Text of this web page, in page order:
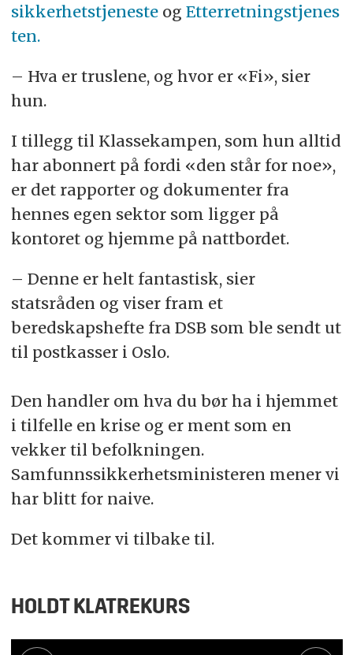
sikkerhetstjenesteog Etterretningstjenes
ten.
– Hva er truslene, og hvor er «Fi», sier
hun.
I tillegg til Klassekampen, som hun alltid
har abonnert på fordi «den står for noe»,
er det rapporter og dokumenter fra
hennes egen sektor som ligger på
kontoret og hjemme på nattbordet.
– Denne er helt fantastisk, sier
statsråden og viser fram et
beredskapshefte fra DSB som ble sendt ut
til postkasser i Oslo.
Den handler om hva du bør ha i hjemmet
i tilfelle en krise og er ment som en
vekker til befolkningen.
Samfunnssikkerhetsministeren mener vi
har blitt for naive.
Det kommer vi tilbake til.
HOLDT KLATREKURS